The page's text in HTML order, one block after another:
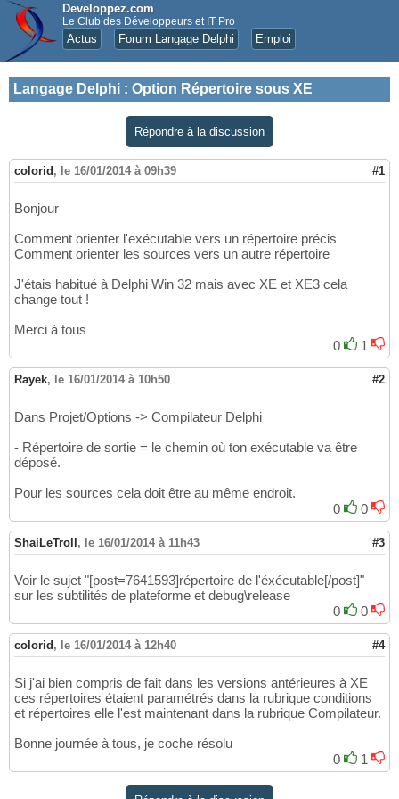
Developpez.com
Le Club des Développeurs et IT Pro
Actus Forum Langage Delphi Emploi
Langage Delphi : Option Répertoire sous XE
Répondre à la discussion
colorid , le 16/01/2014 à 09h39 #1
Bonjour
Comment orienter l'exécutable vers un répertoire précis
Comment orienter les sources vers un autre répertoire
J'étais habitué à Delphi Win 32 mais avec XE et XE3 cela
change tout !
Merci à tous
0
1
Rayek, le 16/01/2014 à 10h50 #2
Dans Projet/Options -> Compilateur Delphi
- Répertoire de sortie = le chemin où ton exécutable va être
déposé.
Pour les sources cela doit être au même endroit.
0
0
ShaiLeTroll , le 16/01/2014 à 11h43 #3
Voir le sujet "[post=7641593]répertoire de l'éxécutable[/post]"
sur les subtilités de plateforme et debug\release
0
0
colorid , le 16/01/2014 à 12h40 #4
Si j'ai bien compris de fait dans les versions antérieures à XE
ces répertoires étaient paramétrés dans la rubrique conditions
et répertoires elle l'est maintenant dans la rubrique Compilateur.
Bonne journée à tous, je coche résolu
0
1